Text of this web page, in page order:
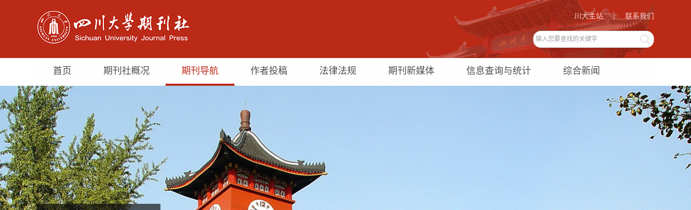
联系我们
川大主站 |
首页 期刊社概况 期刊导航 作者投稿 法律法规 期刊新媒体 信息查询与统计 综合新闻